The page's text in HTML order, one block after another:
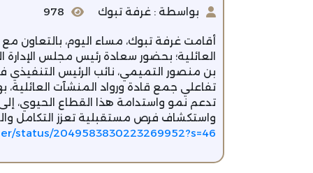
بواسطة : غرفة تبوك 978
أقامت غرفة تبوك، مساء اليوم، بالتعاون
العائلية؛ بحضور سعادة رئيس مجلس
بن منصور التميمي، نائب الرئيس
تفاعلي جمع قادة ورواد المنشآت العائلية،
تدعم نمو واستدامة هذا القطاع الحيوي،
واستكشاف فرص مستقبلية تعزز التكامل
status/2049583830223269952?s=46